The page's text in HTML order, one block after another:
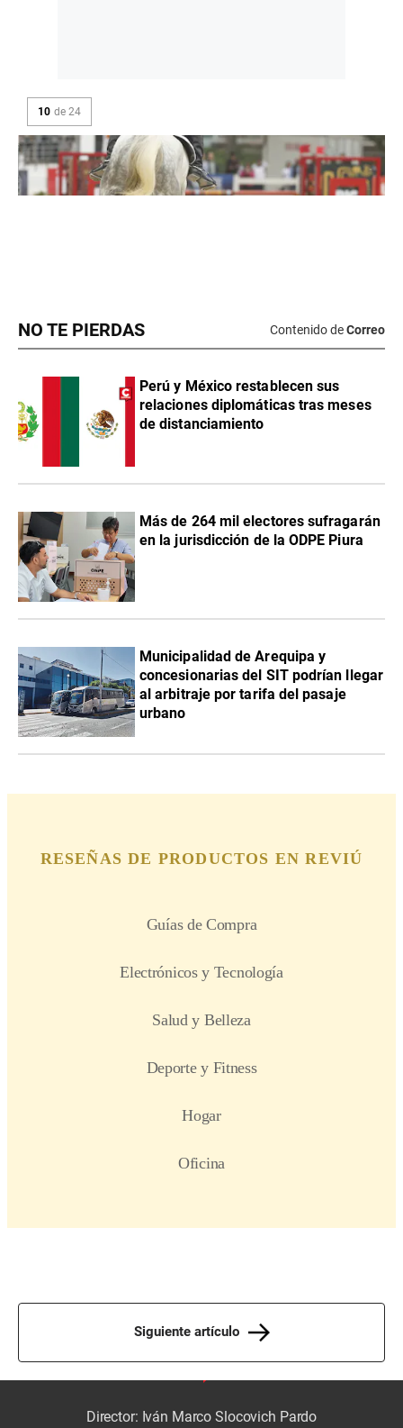
NO TE PIERDAS Contenido deCorreo
Perú y México restablecen sus
relaciones diplomáticas tras meses
de distanciamiento
Más de 264 mil electores sufragarán
en la jurisdicción de la ODPE Piura
Municipalidad de Arequipa y
concesionarias del SIT podrían llegar
al arbitraje por tarifa del pasaje
urbano
Siguiente artículo
Director: Iván Marco Slocovich Pardo